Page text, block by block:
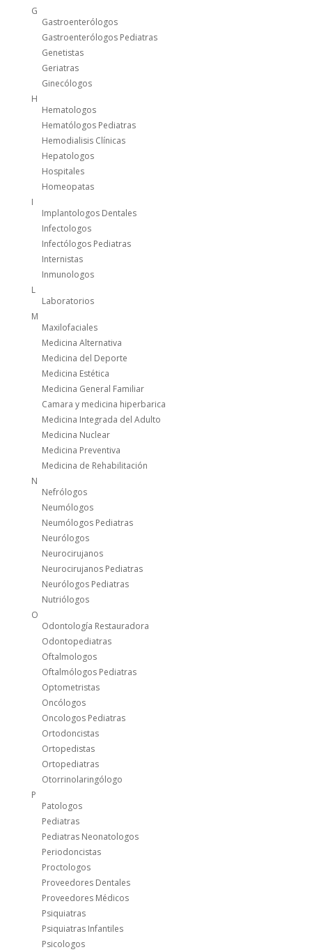
G
Gastroenterólogos
Gastroenterólogos Pediatras
Genetistas
Geriatras
Ginecólogos
H
Hematologos
Hematólogos Pediatras
Hemodialisis Clínicas
Hepatologos
Hospitales
Homeopatas
I
Implantologos Dentales
Infectologos
Infectólogos Pediatras
Internistas
Inmunologos
L
Laboratorios
M
Maxilofaciales
Medicina Alternativa
Medicina del Deporte
Medicina Estética
Medicina General Familiar
Camara y medicina hiperbarica
Medicina Integrada del Adulto
Medicina Nuclear
Medicina Preventiva
Medicina de Rehabilitación
N
Nefrólogos
Neumólogos
Neumólogos Pediatras
Neurólogos
Neurocirujanos
Neurocirujanos Pediatras
Neurólogos Pediatras
Nutriólogos
O
Odontología Restauradora
Odontopediatras
Oftalmologos
Oftalmólogos Pediatras
Optometristas
Oncólogos
Oncologos Pediatras
Ortodoncistas
Ortopedistas
Ortopediatras
Otorrinolaringólogo
P
Patologos
Pediatras
Pediatras Neonatologos
Periodoncistas
Proctologos
Proveedores Dentales
Proveedores Médicos
Psiquiatras
Psiquiatras Infantiles
Psicologos